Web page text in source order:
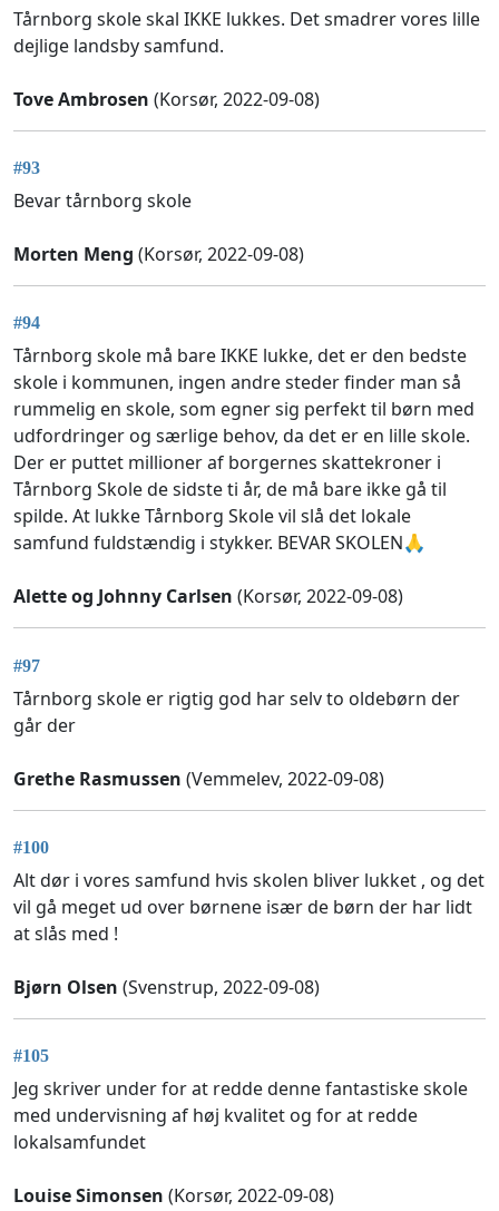
Tårnborg skole skal IKKE lukkes. Det smadrer vores lille
dejlige landsby samfund.
Tove Ambrosen (Korsør, 2022-09-08)
#93
Bevar tårnborg skole
Morten Meng (Korsør, 2022-09-08)
#94
Tårnborg skole må bare IKKE lukke, det er den bedste
skole i kommunen, ingen andre steder finder man så
rummelig en skole, som egner sig perfekt til børn med
udfordringer og særlige behov, da det er en lille skole.
Der er puttet millioner af borgernes skattekroner i
Tårnborg Skole de sidste ti år, de må bare ikke gå til
spilde. At lukke Tårnborg Skole vil slå det lokale
samfund fuldstændig i stykker. BEVAR SKOLEN🙏
Alette og Johnny Carlsen (Korsør, 2022-09-08)
#97
Tårnborg skole er rigtig god har selv to oldebørn der
går der
Grethe Rasmussen (Vemmelev, 2022-09-08)
#100
Alt dør i vores samfund hvis skolen bliver lukket , og det
vil gå meget ud over børnene især de børn der har lidt
at slås med !
Bjørn Olsen (Svenstrup, 2022-09-08)
#105
Jeg skriver under for at redde denne fantastiske skole
med undervisning af høj kvalitet og for at redde
lokalsamfundet
Louise Simonsen (Korsør, 2022-09-08)